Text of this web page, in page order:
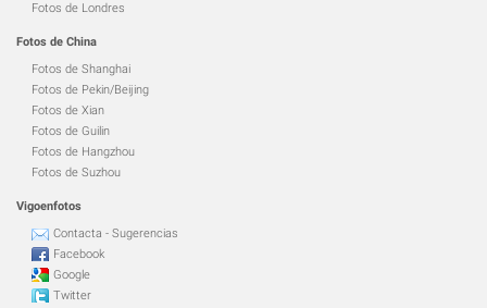
Fotos de Londres
Fotos de China
Fotos de Shanghai
Fotos de Pekin/Beijing
Fotos de Xian
Fotos de Guilin
Fotos de Hangzhou
Fotos de Suzhou
Vigoenfotos
Contacta - Sugerencias
Facebook
Google
Twitter